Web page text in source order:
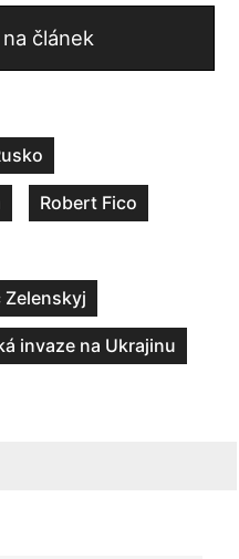
článek
Robert Fico
invaze na Ukrajinu